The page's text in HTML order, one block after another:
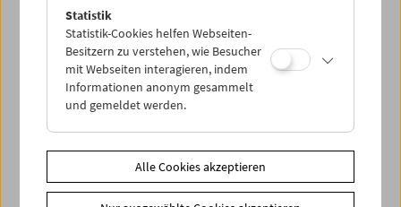
PROGRAMM ÜBERBLICK
Share on
Statistik
Statistik-Cookies helfen Webseiten-
Besitzern zu verstehen, wie Besucher
mit Webseiten interagieren, indem
Informationen anonym gesammelt
und gemeldet werden.
Alle Cookies akzeptieren